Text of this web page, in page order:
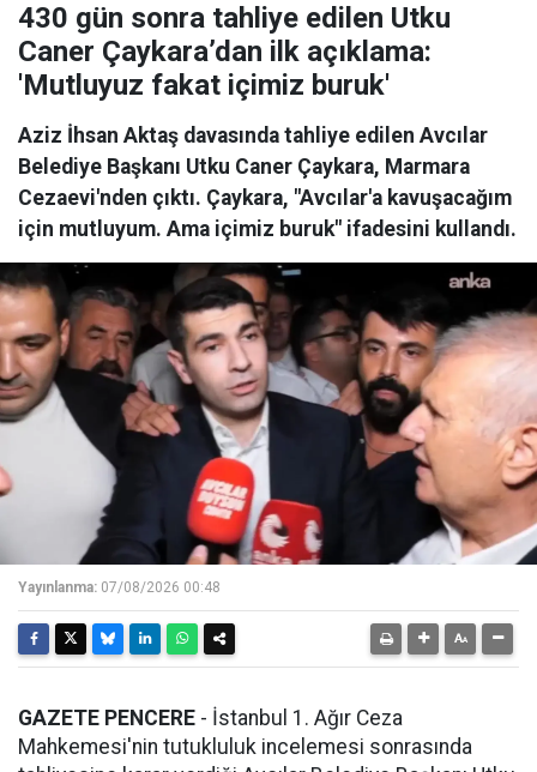
430 gün sonra tahliye edilen Utku
Caner Çaykara’dan ilk açıklama:
'Mutluyuz fakat içimiz buruk'
Aziz İhsan Aktaş davasında tahliye edilen Avcılar
Belediye Başkanı Utku Caner Çaykara, Marmara
Cezaevi'nden çıktı. Çaykara, "Avcılar'a kavuşacağım
için mutluyum. Ama içimiz buruk" ifadesini kullandı.
Yayınlanma: 07/08/2026 00:48
GAZETE PENCERE - İstanbul 1. Ağır Ceza
Mahkemesi'nin tutukluluk incelemesi sonrasında